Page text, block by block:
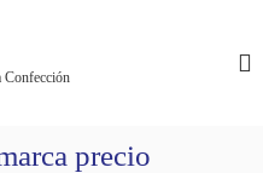
Confección
precio